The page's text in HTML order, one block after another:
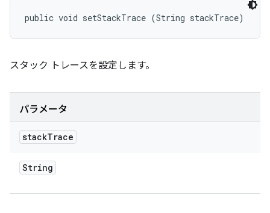
public void setStackTrace (String stackTrace)
スタック トレースを設定します。
パラメータ
stackTrace
String